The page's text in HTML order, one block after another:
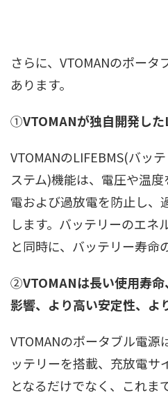
さらに、VTOMANのポー
あります。
①VTOMANが独自開発し
VTOMANのLIFEBMS(バッ
ステム)機能は、電圧や温
電および過放電を防止し、
します。バッテリーのエネ
と同時に、バッテリー寿命
②VTOMANは長い使用寿
影響、より高い安定性、よ
VTOMANのポータブル電源
ッテリーを搭載、充放電サ
となるだけでなく、これま